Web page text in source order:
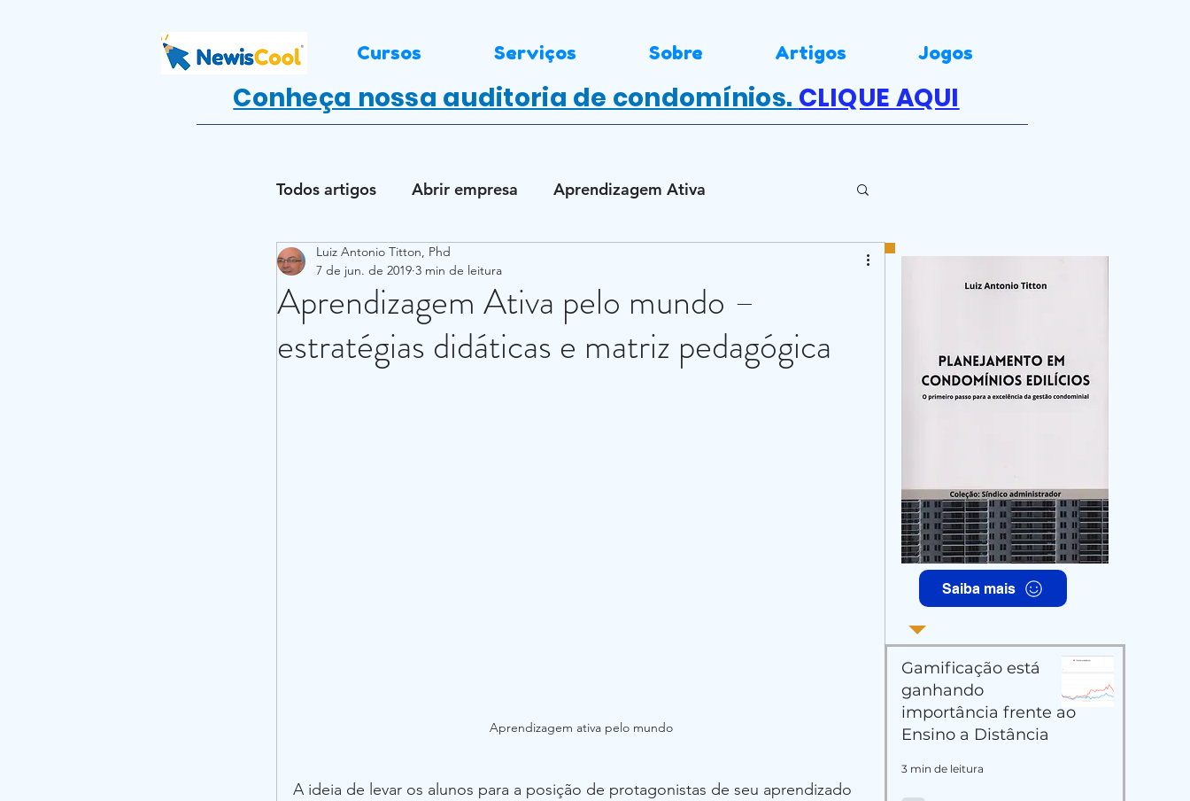
Cursos Serviços Sobre Artigos Jogos
Conheça nossa auditoria de condomínios. CLIQUE AQUI
Todos artigos Abrir empresa Aprendizagem Ativa
Empreendedorismo
Atividade Complementar Ensino de inovação
Aprendizagem Ativa pelo mundo –
estratégias didáticas e matriz pedagógica
Luiz Antonio Titton, Phd
7 de jun. de 2019 3 min de leitura
Aprendizagem ativa pelo mundo
A ideia de levar os alunos para a posição de protagonistas de seu aprendizado
Gamificação está
ganhando
importância frente ao
Ensino a Distância
3 min de leitura
Saiba mais